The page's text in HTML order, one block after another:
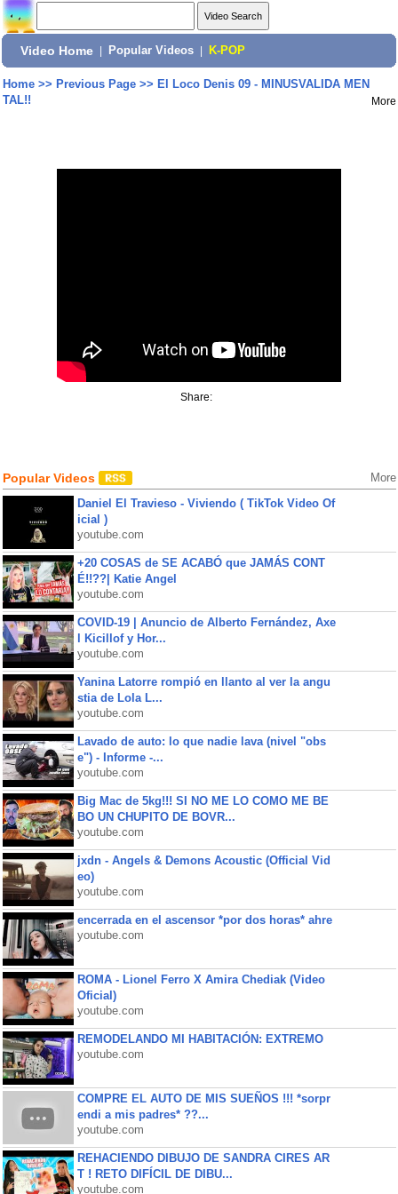
Video Home Popular Videos K-POP
Home>> Previous Page>> El Loco Denis 09 - MINUSVALIDA MEN
TAL!!
More
Share:
Popular Videos More
Daniel El Travieso - Viviendo ( TikTok Video Of
icial )
youtube.com
+20 COSAS de SE ACABÓ que JAMÁS CONT
É!!??| Katie Angel
youtube.com
COVID-19 | Anuncio de Alberto Fernández, Axe
l Kicillof y Hor...
youtube.com
Yanina Latorre rompió en llanto al ver la angu
stia de Lola L...
youtube.com
Lavado de auto: lo que nadie lava (nivel "obs
e") - Informe -...
youtube.com
Big Mac de 5kg!!! SI NO ME LO COMO ME BE
BO UN CHUPITO DE BOVR...
youtube.com
jxdn - Angels & Demons Acoustic (Official Vid
eo)
youtube.com
encerrada en el ascensor *por dos horas* ahre
youtube.com
ROMA - Lionel Ferro X Amira Chediak (Video
Oficial)
youtube.com
REMODELANDO MI HABITACIÓN: EXTREMO
youtube.com
COMPRE EL AUTO DE MIS SUEÑOS !!! *sorpr
endi a mis padres* ??...
youtube.com
REHACIENDO DIBUJO DE SANDRA CIRES AR
T ! RETO DIFÍCIL DE DIBU...
youtube.com